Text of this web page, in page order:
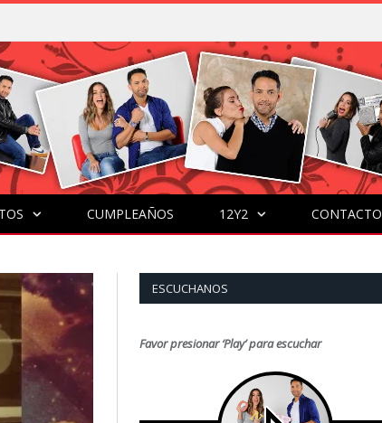
CUMPLEAÑOS 12Y2 CONTACTO
ESCUCHANOS
Favor presionar ‘Play’ para escuchar